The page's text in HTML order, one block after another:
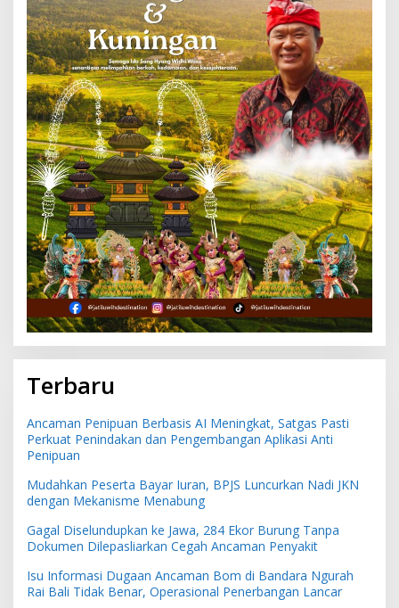
Terbaru
Ancaman Penipuan Berbasis AI Meningkat, Satgas Pasti
Perkuat Penindakan dan Pengembangan Aplikasi Anti
Penipuan
Mudahkan Peserta Bayar Iuran, BPJS Luncurkan Nadi JKN
dengan Mekanisme Menabung
Gagal Diselundupkan ke Jawa, 284 Ekor Burung Tanpa
Dokumen Dilepasliarkan Cegah Ancaman Penyakit
Isu Informasi Dugaan Ancaman Bom di Bandara Ngurah
Rai Bali Tidak Benar, Operasional Penerbangan Lancar